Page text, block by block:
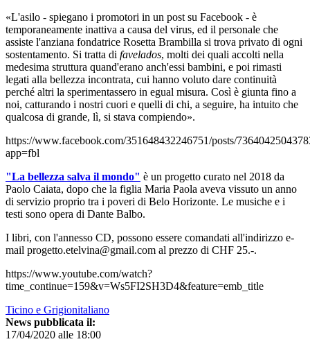
«L'asilo - spiegano i promotori in un post su Facebook - è
temporaneamente inattiva a causa del virus, ed il personale che
assiste l'anziana fondatrice Rosetta Brambilla si trova privato di ogni
sostentamento. Si tratta di favelados, molti dei quali accolti nella
medesima struttura quand'erano anch'essi bambini, e poi rimasti
legati alla bellezza incontrata, cui hanno voluto dare continuità
perché altri la sperimentassero in egual misura. Così è giunta fino a
noi, catturando i nostri cuori e quelli di chi, a seguire, ha intuito che
qualcosa di grande, lì, si stava compiendo».
https://www.facebook.com/351648432246751/posts/
app=fbl
"La bellezza salva il mondo" è un progetto curato nel 2018 da
Paolo Caiata, dopo che la figlia Maria Paola aveva vissuto un anno
di servizio proprio tra i poveri di Belo Horizonte. Le musiche e i
testi sono opera di Dante Balbo.
I libri, con l'annesso CD, possono essere comandati all'indirizzo e-
mail progetto.etelvina@gmail.com al prezzo di CHF 25.-.
https://www.youtube.com/watch?
time_continue=159&v=Ws5FI2SH3D4&feature=emb_title
Ticino e Grigionitaliano
News pubblicata il:
17/04/2020 alle 18:00